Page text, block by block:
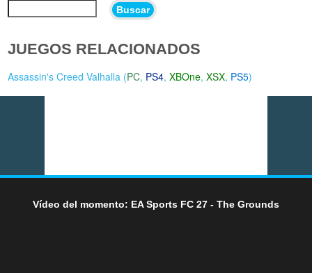
Buscar
JUEGOS RELACIONADOS
Assassin's Creed Valhalla (PC, PS4,XBOne,XSX, PS5)
Vídeo del momento: EA Sports FC 27 - The Grounds